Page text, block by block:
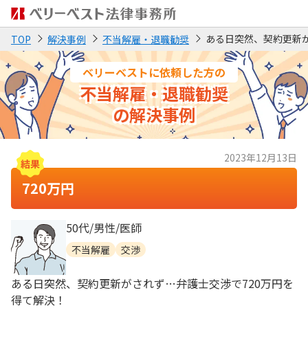
TOP 解決事例 不当解雇・退職勧奨 ある日突然、契約更
ベリーベストに依頼した方の
不当解雇・退職勧奨
の解決事例
2023年12月13日
720万円
50代/男性/医師
不当解雇 交渉
ある日突然、契約更新がされず…弁護士交渉で720万円を
得て解決！